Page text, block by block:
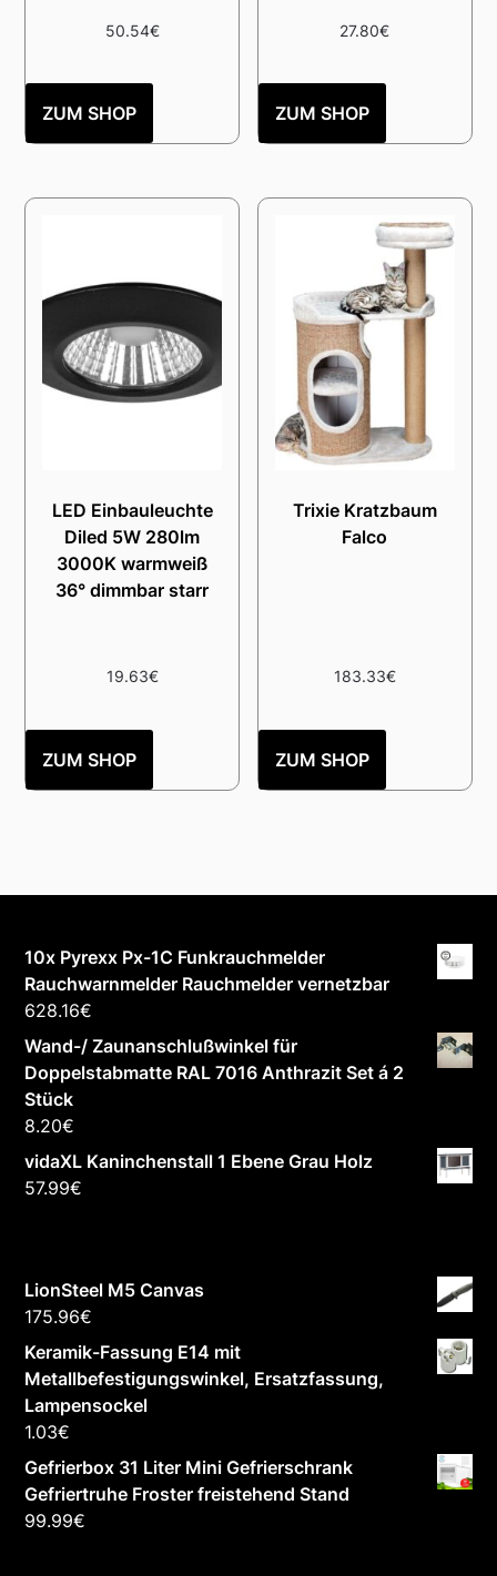
50.54€
ZUM SHOP
27.80€
ZUM SHOP
LED Einbauleuchte
Diled 5W 280lm
3000K warmweiß
36° dimmbar starr
19.63€
ZUM SHOP
Trixie Kratzbaum
Falco
183.33€
ZUM SHOP
10x Pyrexx Px-1C Funkrauchmelder
Rauchwarnmelder Rauchmelder vernetzbar
628.16€
Wand-/ Zaunanschlußwinkel für
Doppelstabmatte RAL 7016 Anthrazit Set á 2
Stück
8.20€
vidaXL Kaninchenstall 1 Ebene Grau Holz
57.99€
LionSteel M5 Canvas
175.96€
Keramik-Fassung E14 mit
Metallbefestigungswinkel, Ersatzfassung,
Lampensockel
1.03€
Gefrierbox 31 Liter Mini Gefrierschrank
Gefriertruhe Froster freistehend Stand
99.99€